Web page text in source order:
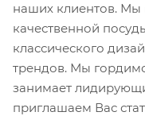
наших клиентов.
качественной
классического
трендов. Мы
занимает
приглашаем Вас